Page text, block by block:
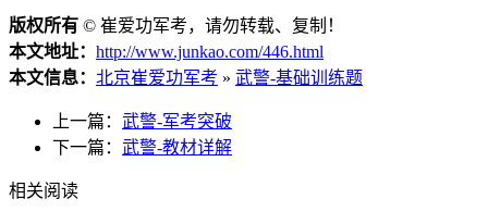
版权所有 © 崔爱功军考，请勿转载、复制！
本文地址： http://www.junkao.com/446.html
本文信息： 北京崔爱功军考 » 武警-基础训练题
上一篇： 武警-军考突破
下一篇： 武警-教材详解
相关阅读